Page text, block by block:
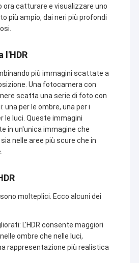
ora catturare e visualizzare uno
più ampio, dai neri più profondi
l'HDR
più immagini scattate a
Una fotocamera con
scatta una serie di foto con
una per le ombre, una per i
le luci. Queste immagini
in un'unica immagine che
nelle aree più scure che in
sono molteplici. Ecco alcuni dei
L'HDR consente maggiori
ombre che nelle luci,
rappresentazione più realistica